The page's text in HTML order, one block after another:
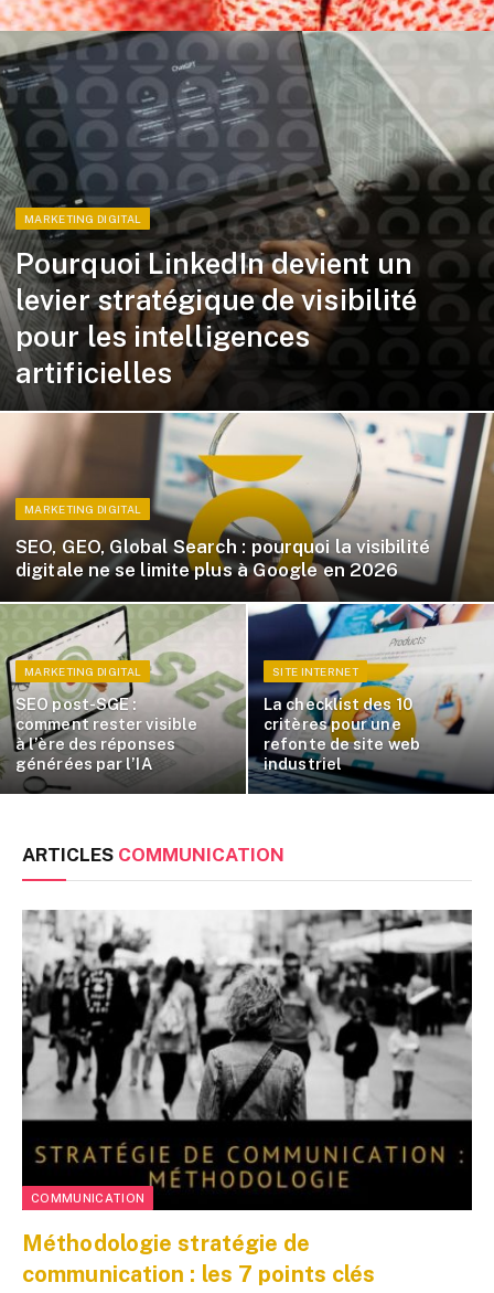
MARKETING DIGITAL
Pourquoi LinkedIn devient un
levier stratégique de visibilité
pour les intelligences
artificielles
MARKETING DIGITAL
SEO, GEO, Global Search : pourquoi la visibilité
digitale ne se limite plus à Google en 2026
MARKETING DIGITAL
SEO post-SGE :
comment rester visible
à l’ère des réponses
générées par l’IA
SITE INTERNET
La checklist des 10
critères pour une
refonte de site web
industriel
ARTICLES COMMUNICATION
COMMUNICATION
Méthodologie stratégie de
communication : les 7 points clés